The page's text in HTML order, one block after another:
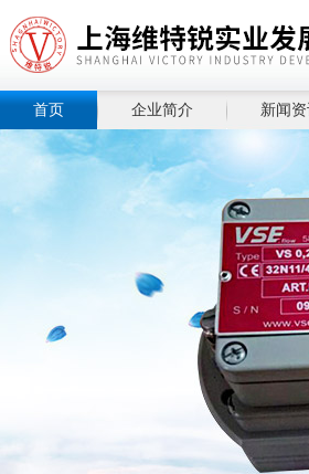
首页 企业简介 新闻